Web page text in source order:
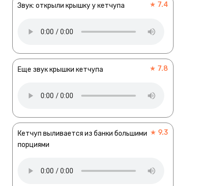
Звук: открыли крышку у кетчупа ★ 7.4
Еще звук крышки кетчупа ★ 7.8
Кетчуп выливается из банки большими
порциями
★ 9.3